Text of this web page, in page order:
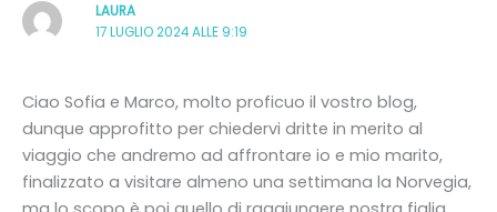
LAURA
17 LUGLIO 2024 ALLE 9:19
Ciao Sofia e Marco, molto proficuo il vostro blog,
dunque approfitto per chiedervi dritte in merito al
viaggio che andremo ad affrontare io e mio marito,
finalizzato a visitare almeno una settimana la Norvegia,